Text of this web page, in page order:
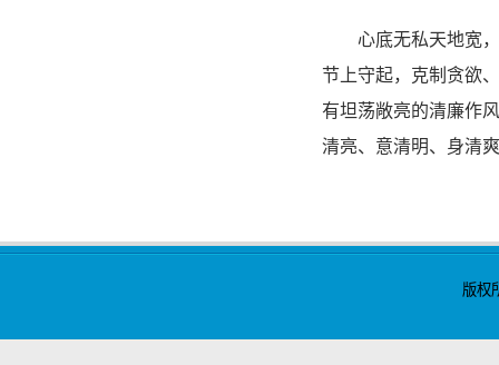
心底无私天地宽，
节上守起，克制贪欲
有坦荡敞亮的清廉作
清亮、意清明、身清
版权